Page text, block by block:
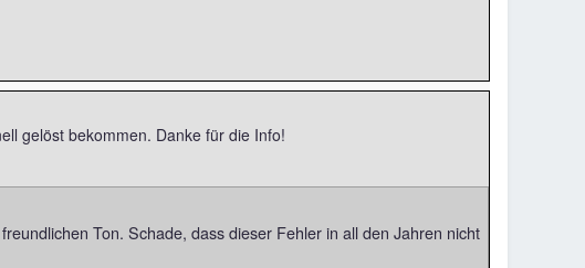
gelöst bekommen. Danke für die Info!
Ton. Schade, dass dieser Fehler in all den Jahren nicht